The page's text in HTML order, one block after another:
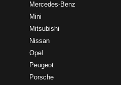
Mercedes-Benz
Mini
Mitsubishi
Nissan
Opel
Peugeot
Porsche